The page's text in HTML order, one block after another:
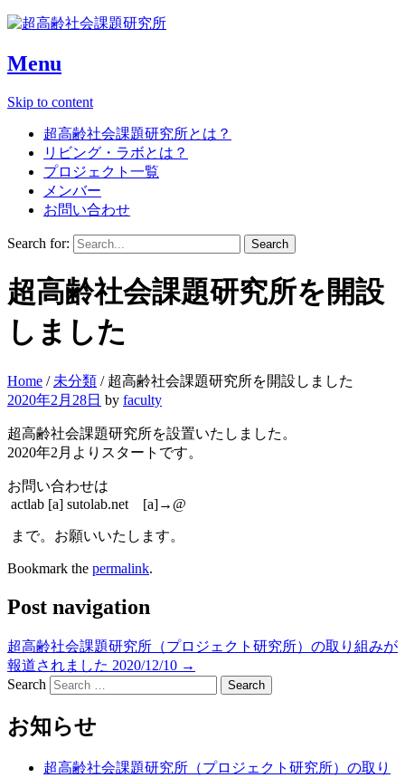
Menu
Skip to content
超高齢社会課題研究所とは？
リビング・ラボとは？
プロジェクト一覧
メンバー
お問い合わせ
Search for:
超高齢社会課題研究所を開設
しました
Home / 未分類 / 超高齢社会課題研究所を開設しました
2020年2月28日 by faculty
超高齢社会課題研究所を設置いたしました。
2020年2月よりスタートです。
お問い合わせは
actlab [a] sutolab.net [a]→@
まで。お願いいたします。
Bookmark the permalink.
Post navigation
超高齢社会課題研究所（プロジェクト研究所）の取り組みが
報道されました 2020/12/10 →
Search
お知らせ
超高齢社会課題研究所（プロジェクト研究所）の取り